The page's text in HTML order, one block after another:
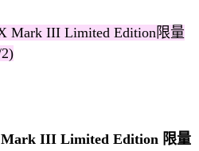
Mark III Limited Edition限量
Mark III Limited Edition 限量